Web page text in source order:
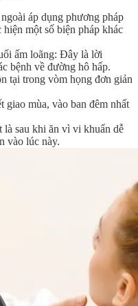
áp dụng phương pháp
một số biện pháp khác
ấm loãng: Đây là lời
bệnh về đường hô hấp.
tại trong vòm họng đơn giản
giao mùa, vào ban đêm nhất
là sau khi ăn vì vi khuẩn dễ
vào lúc này.